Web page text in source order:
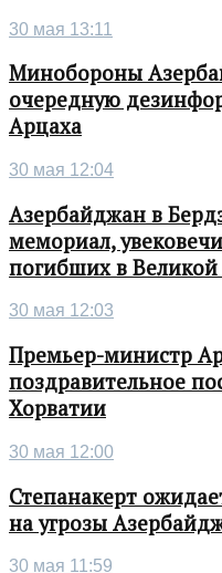
30 мая 13:11
Минобороны
очередную
Арцаха
30 мая 12:04
Азербайджан в
мемориал,
погибших в
30 мая 12:03
Премьер-министр
поздравительное
Хорватии
30 мая 12:00
Степанакерт
на угрозы
30 мая 11:59